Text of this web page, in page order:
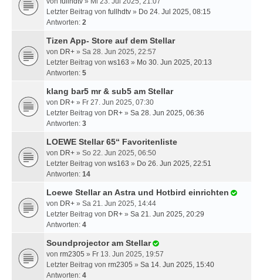
Letzter Beitrag von fullhdtv » Do 24. Jul 2025, 08:15
Antworten: 2
Tizen App- Store auf dem Stellar
von DR+ » Sa 28. Jun 2025, 22:57
Letzter Beitrag von ws163 » Mo 30. Jun 2025, 20:13
Antworten: 5
klang bar5 mr & sub5 am Stellar
von DR+ » Fr 27. Jun 2025, 07:30
Letzter Beitrag von DR+ » Sa 28. Jun 2025, 06:36
Antworten: 3
LOEWE Stellar 65“ Favoritenliste
von DR+ » So 22. Jun 2025, 06:50
Letzter Beitrag von ws163 » Do 26. Jun 2025, 22:51
Antworten: 14
Loewe Stellar an Astra und Hotbird einrichten
von DR+ » Sa 21. Jun 2025, 14:44
Letzter Beitrag von DR+ » Sa 21. Jun 2025, 20:29
Antworten: 4
Soundprojector am Stellar
von rm2305 » Fr 13. Jun 2025, 19:57
Letzter Beitrag von rm2305 » Sa 14. Jun 2025, 15:40
Antworten: 4